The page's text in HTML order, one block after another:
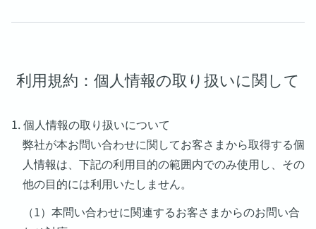
利用規約：個人情報の取り扱いに関して
1. 個人情報の取り扱いについて
弊社が本お問い合わせに関してお客さまから取得する個
人情報は、下記の利用目的の範囲内でのみ使用し、その
他の目的には利用いたしません。
（1）本問い合わせに関連するお客さまからのお問い合